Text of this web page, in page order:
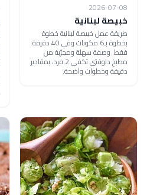
2026-07-08
خبيصة لبنانية
طريقة عمل خبيصة لبنانية خطوة
بخطوة بـ6 مكونات وفي 40 دقيقة
فقط. وصفة سهلة ومجرّبة من
مطبخ دلوقتي تكفي 2 فرد، بمقادير
دقيقة وخطوات واضحة.